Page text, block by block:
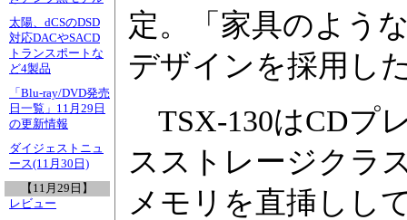
太陽、dCSのDSD
対応DACやSACD
トランスポートな
ど4製品
「Blu-ray/DVD発売
日一覧」11月29日
の更新情報
ダイジェストニュ
ース(11月30日)
【11月29日】
レビュー
定。「家具のよう
デザインを採用し
TSX-130はCDプ
スストレージクラ
メモリを直挿しし